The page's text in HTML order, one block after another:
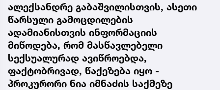
ალექსანდრე გაბაშვილისთვის, ასეთი
წარსული გამოცდილების
ადამიანისთვის ინფორმაციის
მიწოდება, რომ მასწავლებელი
სექსუალურად ავიწროებდა,
ფაქტობრივად, წაქეზება იყო -
პროკურორი ნია იმნაძის საქმეზე